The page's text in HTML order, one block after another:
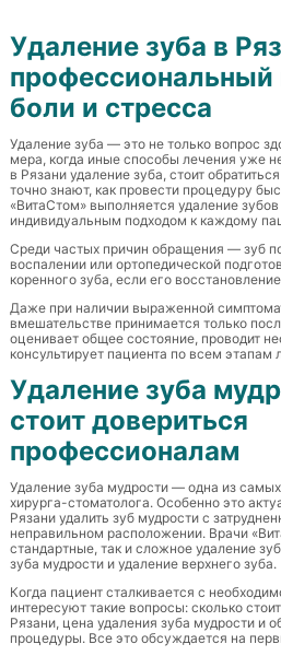
Удаление зуба в
профессиональный
боли и стресса
Удаление зуба — это не только вопрос
мера, когда иные способы лечения уже
в Рязани удаление зуба, стоит
точно знают, как провести процедуру
«ВитаСтом» выполняется удаление
индивидуальным подходом к каждому
Среди частых причин обращения — зуб
воспалении или ортопедической
коренного зуба, если его
Даже при наличии выраженной
вмешательстве принимается только
оценивает общее состояние, проводит
консультирует пациента по всем этапам
Удаление зуба
стоит довериться
профессионалам
Удаление зуба мудрости — одна из
хирурга-стоматолога. Особенно это
Рязани удалить зуб мудрости с
неправильном расположении. Врачи
стандартные, так и сложное удаление
зуба мудрости и удаление верхнего зуба.
Когда пациент сталкивается с
интересуют такие вопросы: сколько
Рязани, цена удаления зуба мудрости и
процедуры. Все это обсуждается на